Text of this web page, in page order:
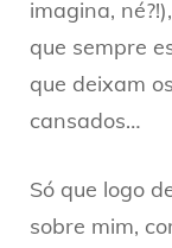
imagina,
que sempre
que deixam
cansados…
Só que logo
sobre mim,